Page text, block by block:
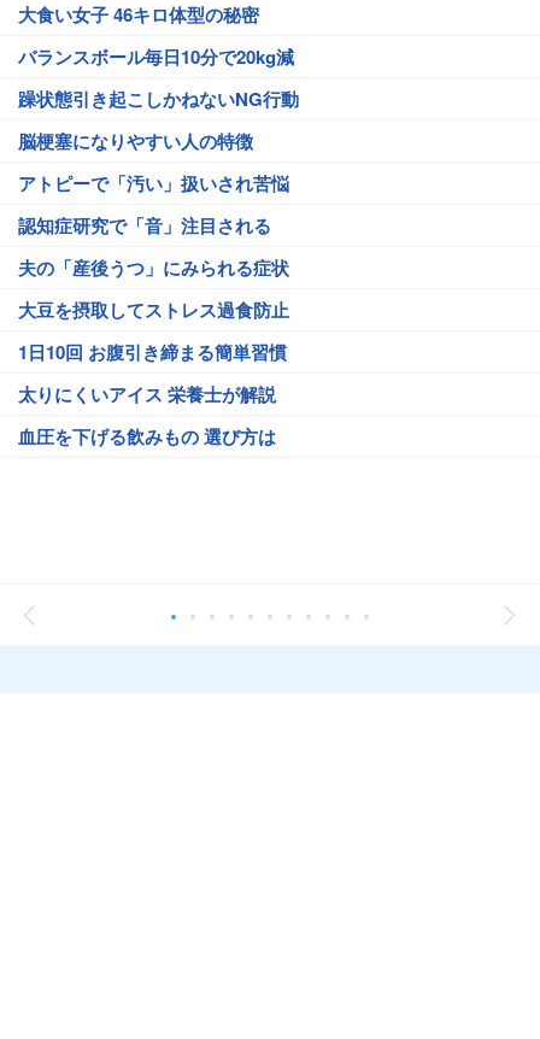
大食い女子 46キロ体型の秘密
バランスボール毎日10分で20kg減
躁状態引き起こしかねないNG行動
脳梗塞になりやすい人の特徴
アトピーで「汚い」扱いされ苦悩
認知症研究で「音」注目される
夫の「産後うつ」にみられる症状
大豆を摂取してストレス過食防止
1日10回 お腹引き締まる簡単習慣
太りにくいアイス 栄養士が解説
血圧を下げる飲みもの 選び方は